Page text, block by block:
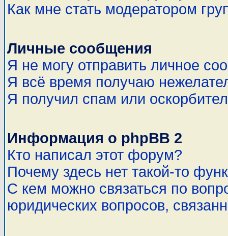
Как мне стать модератором
Личные сообщения
Я не могу отправить личное
Я всё время получаю
Я получил спам или
Информация о phpBB 2
Кто написал этот форум?
Почему здесь нет такой-то
С кем можно связаться по
юридических вопросов,